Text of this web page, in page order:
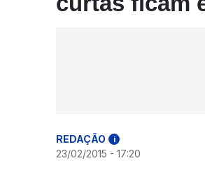
REDAÇÃO i
23/02/2015 - 17:20